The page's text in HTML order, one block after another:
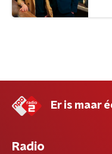
Er is maar
Radio